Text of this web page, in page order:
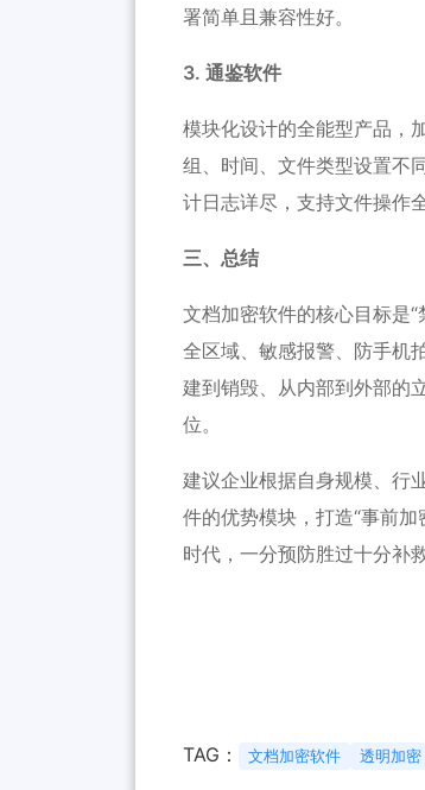
署简单且兼容性好。
3. 通鉴软件
模块化设计的全能型产品，
组、时间、文件类型设置不
计日志详尽，支持文件操作
三、总结
文档加密软件的核心目标是
全区域、敏感报警、防手机
建到销毁、从内部到外部的
位。
建议企业根据自身规模、行
件的优势模块，打造“事前
时代，一分预防胜过十分补救
TAG： 文档加密软件 透明加密